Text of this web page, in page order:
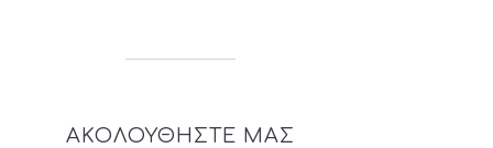
ΑΚΟΛΟΥΘΗΣΤΕ ΜΑΣ